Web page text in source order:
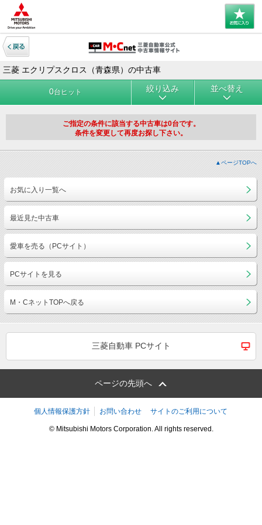
三菱 エクリプスクロス（青森県）の中古車
0台ヒット 絞り込み 並べ替え
ご指定の条件に該当する中古車は0台です。
条件を変更して再度お探し下さい。
▲ページTOPへ
お気に入り一覧へ
最近見た中古車
愛車を売る（PCサイト）
PCサイトを見る
M・CネットTOPへ戻る
三菱自動車 PCサイト
ページの先頭へ
個人情報保護方針 お問い合わせ サイトのご利用について
© Mitsubishi Motors Corporation. All rights reserved.